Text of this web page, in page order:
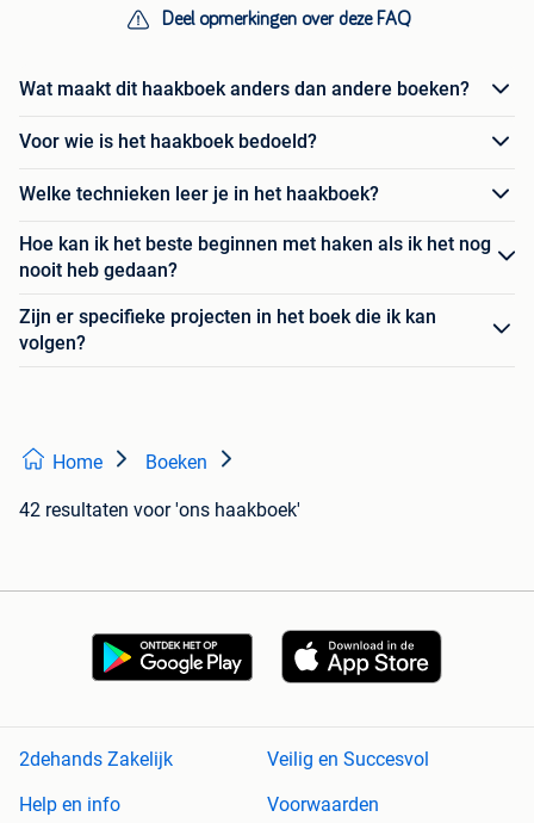
Deel opmerkingen over deze FAQ
Wat maakt dit haakboek anders dan andere boeken?
Voor wie is het haakboek bedoeld?
Welke technieken leer je in het haakboek?
Hoe kan ik het beste beginnen met haken als ik het nog
nooit heb gedaan?
Zijn er specifieke projecten in het boek die ik kan
volgen?
Home Boeken
42 resultaten voor 'ons haakboek'
2dehands Zakelijk
Veilig en Succesvol
Help en info
Voorwaarden